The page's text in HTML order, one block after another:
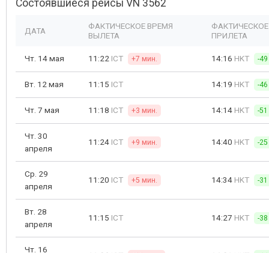
Состоявшиеся рейсы VN 3562
ДАТА
ФАКТИЧЕСКОЕ ВРЕМЯ
ВЫЛЕТА
ПРИЛЕТА
Чт. 14 мая 11:22 ICT +7 мин. 14:16 HKT -
Вт. 12 мая 11:15 ICT 14:19 HKT -
Чт. 7 мая 11:18 ICT +3 мин. 14:14 HKT -
Чт. 30
апреля
11:24 ICT +9 мин. 14:40 HKT -
Ср. 29
апреля
11:20 ICT +5 мин. 14:34 HKT -
Вт. 28
апреля
11:15 ICT 14:27 HKT -
Чт. 16